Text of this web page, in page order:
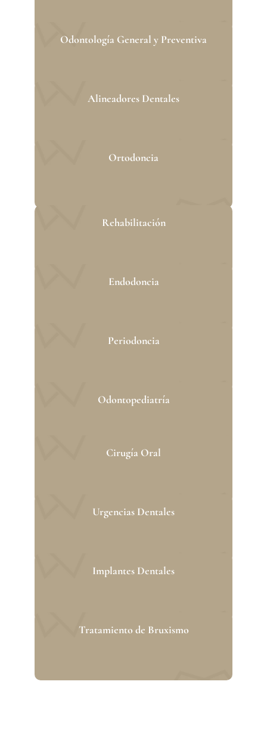
Odontología General y Preventiva
Alineadores Dentales
Ortodoncia
Rehabilitación
Endodoncia
Periodoncia
Odontopediatría
Cirugía Oral
Urgencias Dentales
Implantes Dentales
Tratamiento de Bruxismo